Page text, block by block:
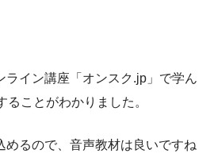
ライン講座「オンスク.jp」で学ん
ことがわかりました。
めるので、音声教材は良いですね